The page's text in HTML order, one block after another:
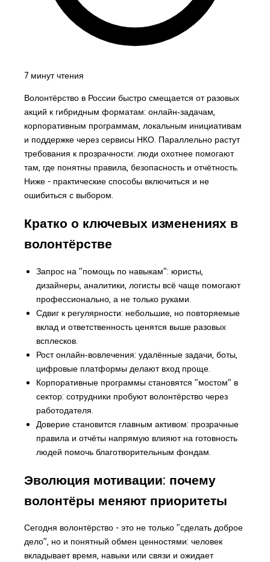
7 минут чтения
Волонтёрство в России быстро смещается от разовых
акций к гибридным форматам: онлайн‑задачам,
корпоративным программам, локальным инициативам
и поддержке через сервисы НКО. Параллельно растут
требования к прозрачности: люди охотнее помогают
там, где понятны правила, безопасность и отчётность.
Ниже - практические способы включиться и не
ошибиться с выбором.
Кратко о ключевых изменениях в
волонтёрстве
Запрос на "помощь по навыкам": юристы,
дизайнеры, аналитики, логисты всё чаще помогают
профессионально, а не только руками.
Сдвиг к регулярности: небольшие, но повторяемые
вклад и ответственность ценятся выше разовых
всплесков.
Рост онлайн‑вовлечения: удалённые задачи, боты,
цифровые платформы делают вход проще.
Корпоративные программы становятся "мостом" в
сектор: сотрудники пробуют волонтёрство через
работодателя.
Доверие становится главным активом: прозрачные
правила и отчёты напрямую влияют на готовность
людей помочь благотворительным фондам.
Эволюция мотивации: почему
волонтёры меняют приоритеты
Сегодня волонтёрство - это не только "сделать доброе
дело", но и понятный обмен ценностями: человек
вкладывает время, навыки или связи и ожидает